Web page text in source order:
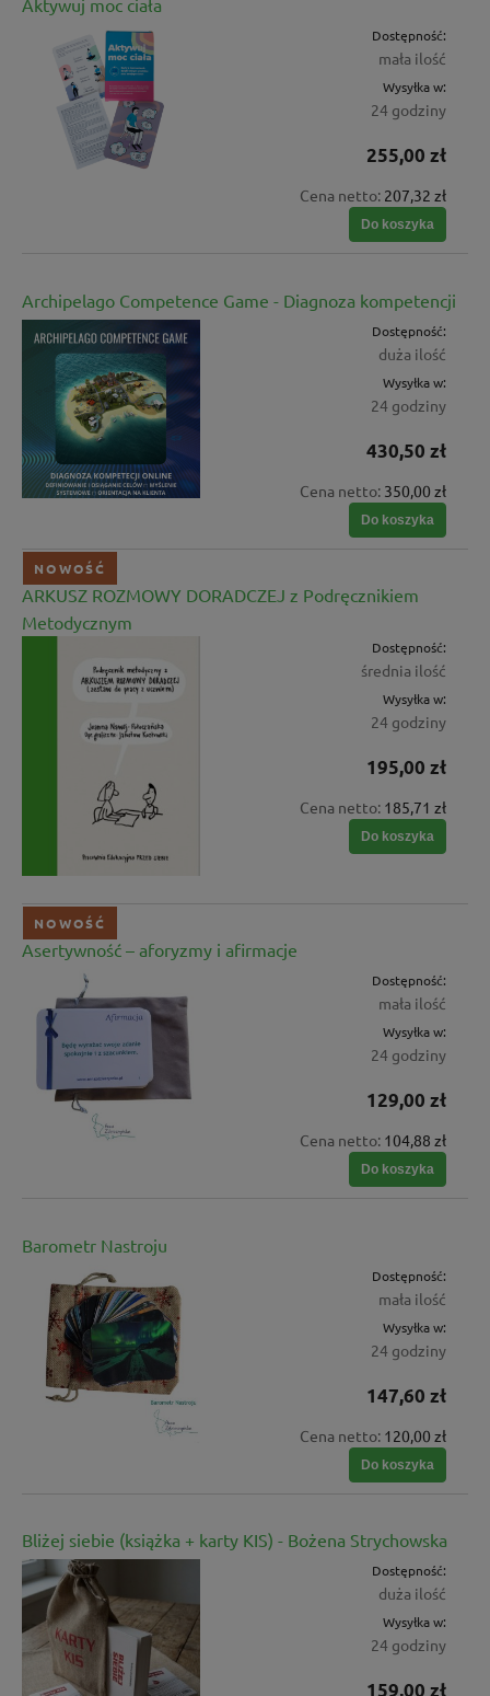
Aktywuj moc ciała
Dostępność:
mała ilość
Wysyłka w:
24 godziny
255,00 zł
Cena netto: 207,32 zł
Do koszyka
Archipelago Competence Game - Diagnoza kompetencji
Dostępność:
duża ilość
Wysyłka w:
24 godziny
430,50 zł
Cena netto: 350,00 zł
Do koszyka
ARKUSZ ROZMOWY DORADCZEJ z Podręcznikiem
Metodycznym
Dostępność:
średnia ilość
Wysyłka w:
24 godziny
195,00 zł
Cena netto: 185,71 zł
Do koszyka
NOWOŚĆ
Asertywność – aforyzmy i afirmacje
Dostępność:
mała ilość
Wysyłka w:
24 godziny
129,00 zł
Cena netto: 104,88 zł
Do koszyka
NOWOŚĆ
Barometr Nastroju
Dostępność:
mała ilość
Wysyłka w:
24 godziny
147,60 zł
Cena netto: 120,00 zł
Do koszyka
Bliżej siebie (książka + karty KIS) - Bożena Strychowska
Dostępność:
duża ilość
Wysyłka w:
24 godziny
159,00 zł